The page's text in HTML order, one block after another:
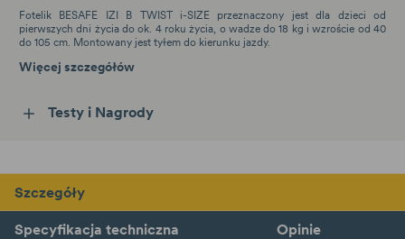
Fotelik BESAFE IZI B TWIST i-SIZE przeznaczony jest dla dzieci od
pierwszych dni życia do ok. 4 roku życia, o wadze do 18 kg i wzroście od 40
do 105 cm. Montowany jest tyłem do kierunku jazdy.
Więcej szczegółów
Testy i Nagrody
Szczegóły
Specyfikacja techniczna Opinie